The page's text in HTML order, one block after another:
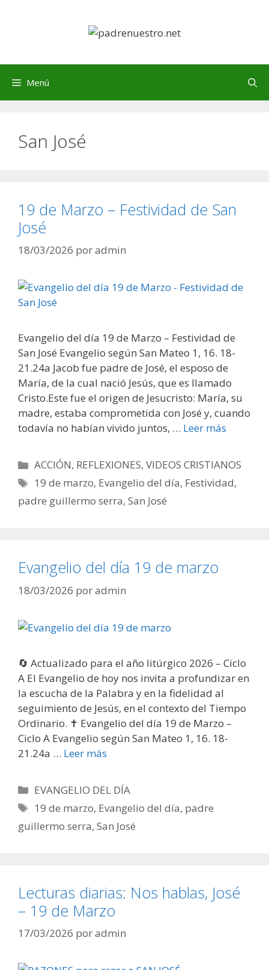
Menú
San José
19 de Marzo – Festividad de San
José
18/03/2026 poradmin
Evangelio del día 19 de Marzo – Festividad de
San José Evangelio según San Mateo 1, 16. 18-
21.24a Jacob fue padre de José, el esposo de
María, de la cual nació Jesús, que es llamado
Cristo.Este fue el origen de Jesucristo: María, su
madre, estaba comprometida con José y, cuando
todavía no habían vivido juntos, … Leer más
Categorías
ACCIÓN, REFLEXIONES,VIDEOS CRISTIANOS
Etiquetas
19 de marzo, Evangelio del día, Festividad,
padre guillermo serra, San José
Evangelio del día 19 de marzo
18/03/2026 poradmin
🔄 Actualizado para el año litúrgico 2026 – Ciclo
A El Evangelio de hoy nos invita a profundizar en
la escucha de la Palabra y en la fidelidad al
seguimiento de Jesús, en el contexto del Tiempo
Ordinario. ✝️ Evangelio del día 19 de Marzo –
Ciclo A Evangelio según San Mateo 1, 16. 18-
21.24a … Leer más
Categorías
EVANGELIO DEL DÍA
Etiquetas
19 de marzo, Evangelio del día, padre
guillermo serra, San José
Lecturas diarias: Nos hablas, José
– 19 de Marzo
17/03/2026 poradmin